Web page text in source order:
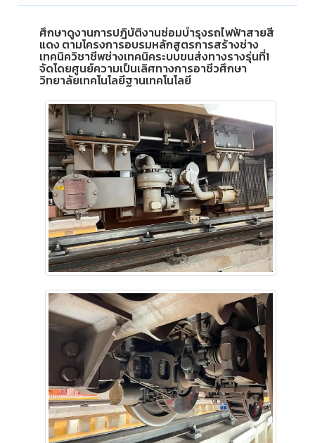
ศึกษาดูงานการปฎิบัติงานซ่อมบำรุงรถไฟฟ้าสายสี
แดง ตามโครงการอบรมหลักสูตรการสร้างช่าง
เทคนิควิชาชีพช่างเทคนิคระบบขนส่งทางรางรุ่นที่1
จัดโดยศูนย์ความเป็นเลิศทางการอาชีวศึกษา
วิทยาลัยเทคโนโลยีฐานเทคโนโลยี